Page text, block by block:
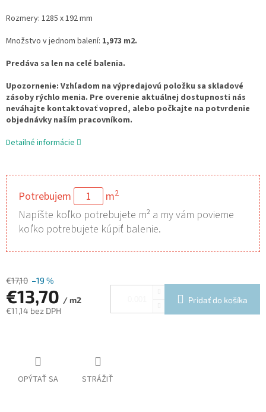
Rozmery: 1285 x 192 mm
Množstvo v jednom balení: 1,973 m2.
Predáva sa len na celé balenia.
Upozornenie: Vzhľadom na výpredajovú položku sa skladové
zásoby rýchlo menia. Pre overenie aktuálnej dostupnosti nás
neváhajte kontaktovať vopred, alebo počkajte na potvrdenie
objednávky naším pracovníkom.
Detailné informácie
OPÝTAŤ SA STRÁŽIŤ
€17,10 –19 %
€13,70 / m2
€11,14 bez DPH
Potrebujem m2
Napíšte koľko potrebujete m² a my vám povieme
koľko potrebujete kúpiť balenie.
Pridať do košíka